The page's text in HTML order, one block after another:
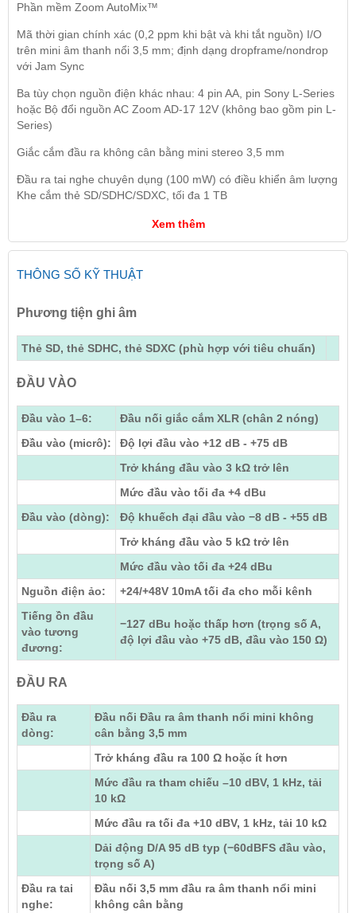
Phần mềm Zoom AutoMix™
Mã thời gian chính xác (0,2 ppm khi bật và khi tắt nguồn) I/O
trên mini âm thanh nổi 3,5 mm; định dạng dropframe/nondrop
với Jam Sync
Ba tùy chọn nguồn điện khác nhau: 4 pin AA, pin Sony L-Series
hoặc Bộ đổi nguồn AC Zoom AD-17 12V (không bao gồm pin L-
Series)
Giắc cắm đầu ra không cân bằng mini stereo 3,5 mm
Đầu ra tai nghe chuyên dụng (100 mW) có điều khiển âm lượng
Khe cắm thẻ SD/SDHC/SDXC, tối đa 1 TB
Xem thêm
THÔNG SỐ KỸ THUẬT
Phương tiện ghi âm
Thẻ SD, thẻ SDHC, thẻ SDXC (phù hợp với tiêu chuẩn)
ĐẦU VÀO
Đầu vào 1–6:
Đầu nối giắc cắm XLR (chân 2 nóng)
Đầu vào (micrô):
Độ lợi đầu vào +12 dB - +75 dB
Trở kháng đầu vào 3 kΩ trở lên
Mức đầu vào tối đa +4 dBu
Đầu vào (dòng):
Độ khuếch đại đầu vào −8 dB - +55 dB
Trở kháng đầu vào 5 kΩ trở lên
Mức đầu vào tối đa +24 dBu
Nguồn điện ảo:
+24/+48V 10mA tối đa cho mỗi kênh
Tiếng ồn đầu
vào tương
đương:
−127 dBu hoặc thấp hơn (trọng số A,
độ lợi đầu vào +75 dB, đầu vào 150 Ω)
ĐẦU RA
Đầu ra
dòng:
Đầu nối Đầu ra âm thanh nổi mini không
cân bằng 3,5 mm
Trở kháng đầu ra 100 Ω hoặc ít hơn
Mức đầu ra tham chiếu –10 dBV, 1 kHz, tải
10 kΩ
Mức đầu ra tối đa +10 dBV, 1 kHz, tải 10 kΩ
Dải động D/A 95 dB typ (−60dBFS đầu vào,
trọng số A)
Đầu ra tai
nghe:
Đầu nối 3,5 mm đầu ra âm thanh nổi mini
không cân bằng